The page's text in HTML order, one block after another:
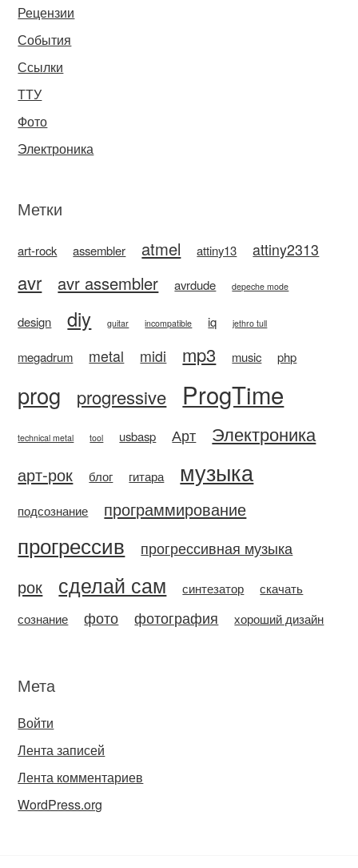
Рецензии
События
Ссылки
ТТУ
Фото
Электроника
Метки
art-rock assembler atmel attiny13 attiny2313
avr avr assembler avrdude depeche mode
design diy guitar incompatible iq jethro tull
megadrum metal midi mp3 music php
prog progressive ProgTime
technical metal tool usbasp Арт Электроника
арт-рок блог гитара музыка
подсознание программирование
прогрессив прогрессивная музыка
рок сделай сам синтезатор
скачать
сознание
фото фотография хороший дизайн
Мета
Войти
Лента записей
Лента комментариев
WordPress.org